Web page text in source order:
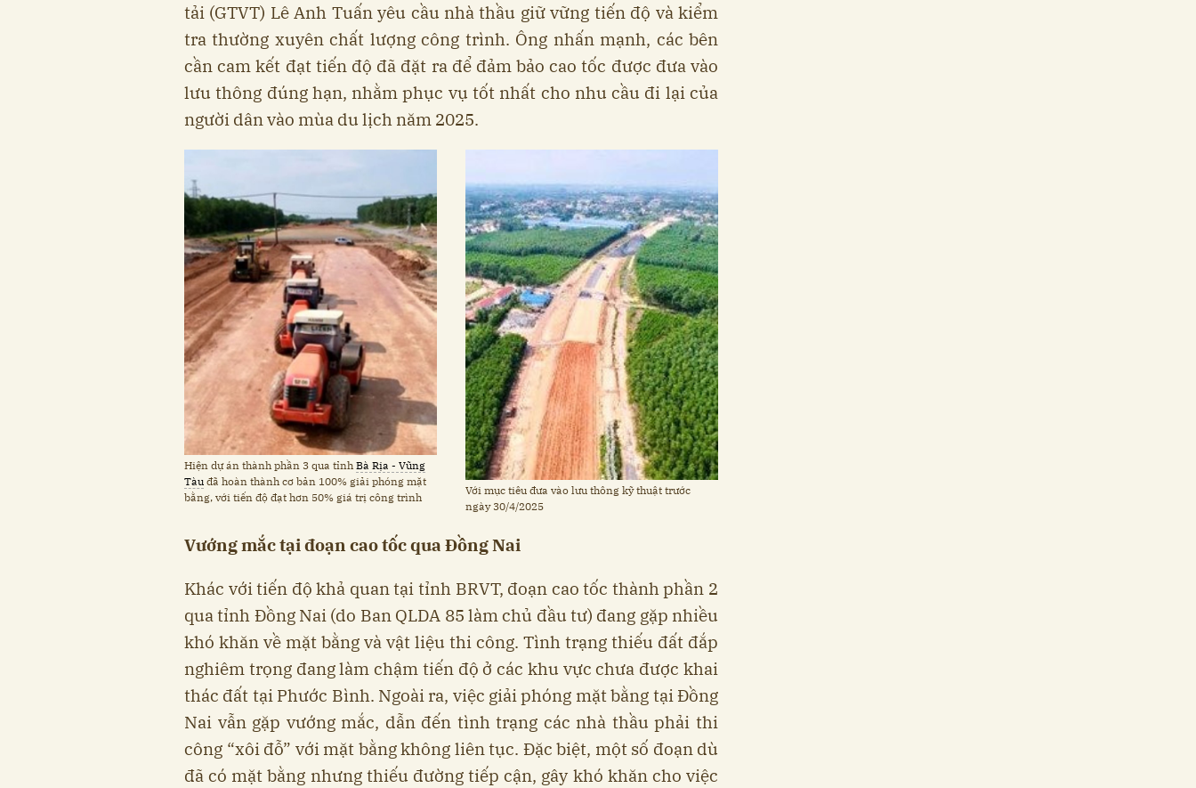
tải (GTVT) Lê Anh Tuấn yêu cầu nhà thầu giữ vững tiến độ và kiểm
tra thường xuyên chất lượng công trình. Ông nhấn mạnh, các bên
cần cam kết đạt tiến độ đã đặt ra để đảm bảo cao tốc được đưa vào
lưu thông đúng hạn, nhằm phục vụ tốt nhất cho nhu cầu đi lại của
người dân vào mùa du lịch năm 2025.
Hiện dự án thành phần 3 qua tỉnh Bà Rịa - Vũng
Tàu đã hoàn thành cơ bản 100% giải phóng mặt
bằng, với tiến độ đạt hơn 50% giá trị công trình
Với mục tiêu đưa vào lưu thông kỹ thuật trước
ngày 30/4/2025
Vướng mắc tại đoạn cao tốc qua Đồng Nai
Khác với tiến độ khả quan tại tỉnh BRVT, đoạn cao tốc thành phần 2
qua tỉnh Đồng Nai (do Ban QLDA 85 làm chủ đầu tư) đang gặp nhiều
khó khăn về mặt bằng và vật liệu thi công. Tình trạng thiếu đất đắp
nghiêm trọng đang làm chậm tiến độ ở các khu vực chưa được khai
thác đất tại Phước Bình. Ngoài ra, việc giải phóng mặt bằng tại Đồng
Nai vẫn gặp vướng mắc, dẫn đến tình trạng các nhà thầu phải thi
công “xôi đỗ” với mặt bằng không liên tục. Đặc biệt, một số đoạn dù
đã có mặt bằng nhưng thiếu đường tiếp cận, gây khó khăn cho việc